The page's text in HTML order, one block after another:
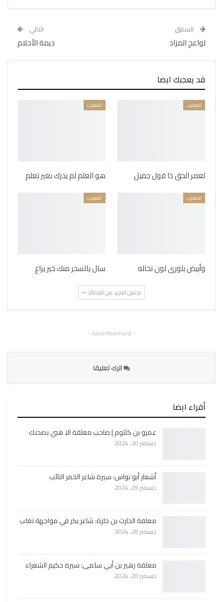
السابق
لواعج المزاد
التالي
ديمة الأحلام
قد يعجبك ايضا
المغرب
لعمر الحق ذا قول جميل
المغرب
هو العلم لم يدرك بغير تعلم
المغرب
وأبيض بلورى لون تخاله
المغرب
سال بالسحر منك خير يراع
تحميل المزيد من القصائد
- Advertisement -
اترك تعليقا
أقراء ايضا
عمرو بن كلثوم | صاحب معلقة الا هبي بصحنك
ديسمبر 30, 2024
أشعار أبو نواس: سيرة شاعر الخمر التائب
ديسمبر 29, 2024
معلقة الحارث بن حلزة: شاعر بكر في مواجهة تغلب
ديسمبر 28, 2024
معلقة زهير بن أبي سلمى: سيرة حكيم الشعراء
ديسمبر 20, 2024